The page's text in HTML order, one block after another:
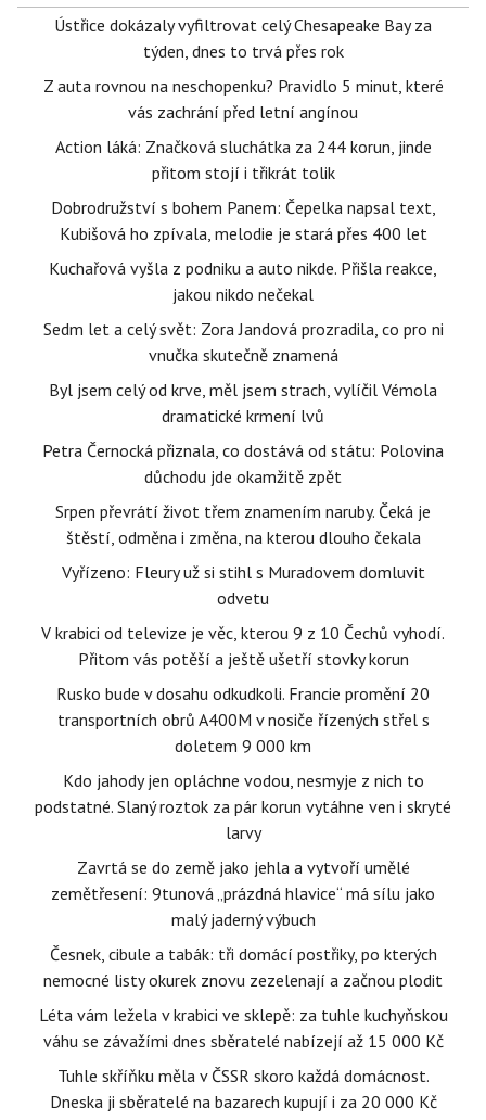
Ústřice dokázaly vyfiltrovat celý Chesapeake Bay za
týden, dnes to trvá přes rok
Z auta rovnou na neschopenku? Pravidlo 5 minut, které
vás zachrání před letní angínou
Action láká: Značková sluchátka za 244 korun, jinde
přitom stojí i třikrát tolik
Dobrodružství s bohem Panem: Čepelka napsal text,
Kubišová ho zpívala, melodie je stará přes 400 let
Kuchařová vyšla z podniku a auto nikde. Přišla reakce,
jakou nikdo nečekal
Sedm let a celý svět: Zora Jandová prozradila, co pro ni
vnučka skutečně znamená
Byl jsem celý od krve, měl jsem strach, vylíčil Vémola
dramatické krmení lvů
Petra Černocká přiznala, co dostává od státu: Polovina
důchodu jde okamžitě zpět
Srpen převrátí život třem znamením naruby. Čeká je
štěstí, odměna i změna, na kterou dlouho čekala
Vyřízeno: Fleury už si stihl s Muradovem domluvit
odvetu
V krabici od televize je věc, kterou 9 z 10 Čechů vyhodí.
Přitom vás potěší a ještě ušetří stovky korun
Rusko bude v dosahu odkudkoli. Francie promění 20
transportních obrů A400M v nosiče řízených střel s
doletem 9 000 km
Kdo jahody jen opláchne vodou, nesmyje z nich to
podstatné. Slaný roztok za pár korun vytáhne ven i skryté
larvy
Zavrtá se do země jako jehla a vytvoří umělé
zemětřesení: 9tunová „prázdná hlavice“ má sílu jako
malý jaderný výbuch
Česnek, cibule a tabák: tři domácí postřiky, po kterých
nemocné listy okurek znovu zezelenají a začnou plodit
Léta vám ležela v krabici ve sklepě: za tuhle kuchyňskou
váhu se závažími dnes sběratelé nabízejí až 15 000 Kč
Tuhle skříňku měla v ČSSR skoro každá domácnost.
Dneska ji sběratelé na bazarech kupují i za 20 000 Kč